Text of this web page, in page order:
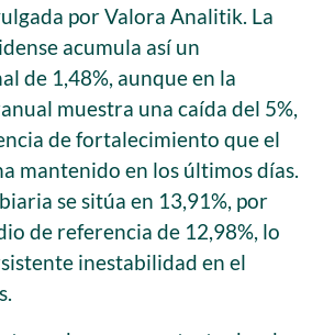
por Valora Analitik. La
acumula así un
de 1,48%, aunque en la
muestra una caída del 5%,
de fortalecimiento que el
mantenido en los últimos días.
se sitúa en 13,91%, por
de referencia de 12,98%, lo
inestabilidad en el